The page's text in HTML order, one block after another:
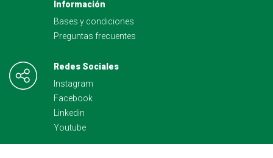
Información
Bases y condiciones
Preguntas frecuentes
Redes Sociales
Instagram
Facebook
Linkedin
Youtube